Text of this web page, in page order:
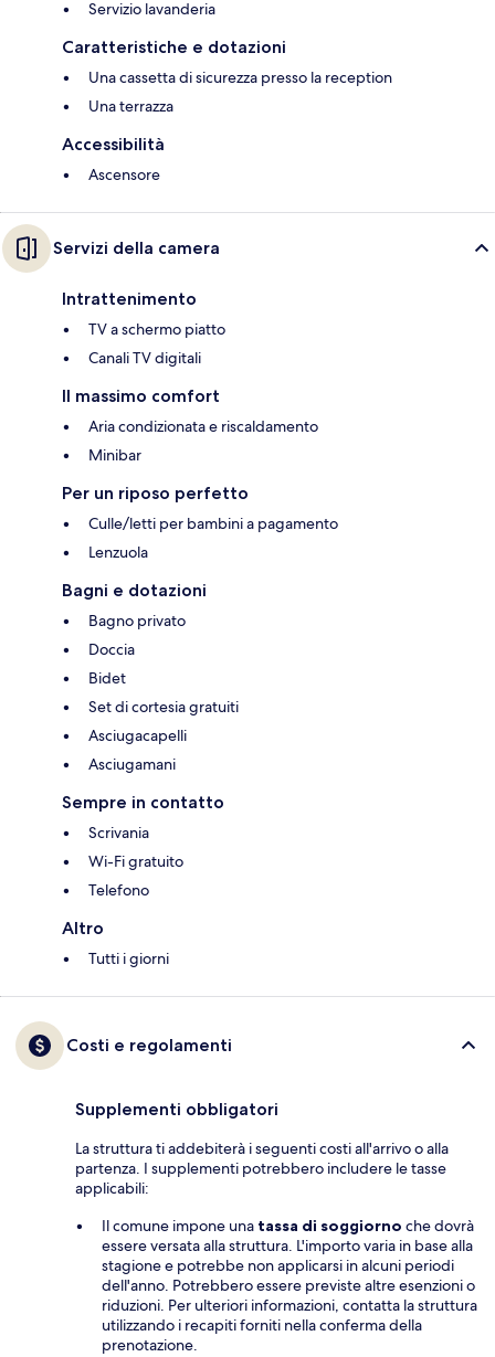
Servizio lavanderia
Caratteristiche e dotazioni
Una cassetta di sicurezza presso la reception
Una terrazza
Accessibilità
Ascensore
Servizi della camera
Intrattenimento
TV a schermo piatto
Canali TV digitali
Il massimo comfort
Aria condizionata e riscaldamento
Minibar
Per un riposo perfetto
Culle/letti per bambini a pagamento
Lenzuola
Bagni e dotazioni
Bagno privato
Doccia
Bidet
Set di cortesia gratuiti
Asciugacapelli
Asciugamani
Sempre in contatto
Scrivania
Wi-Fi gratuito
Telefono
Altro
Tutti i giorni
Costi e regolamenti
Supplementi obbligatori
La struttura ti addebiterà i seguenti costi all'arrivo o alla
partenza. I supplementi potrebbero includere le tasse
applicabili:
Il comune impone una tassa di soggiorno che dovrà
essere versata alla struttura. L'importo varia in base alla
stagione e potrebbe non applicarsi in alcuni periodi
dell'anno. Potrebbero essere previste altre esenzioni o
riduzioni. Per ulteriori informazioni, contatta la struttura
utilizzando i recapiti forniti nella conferma della
prenotazione.